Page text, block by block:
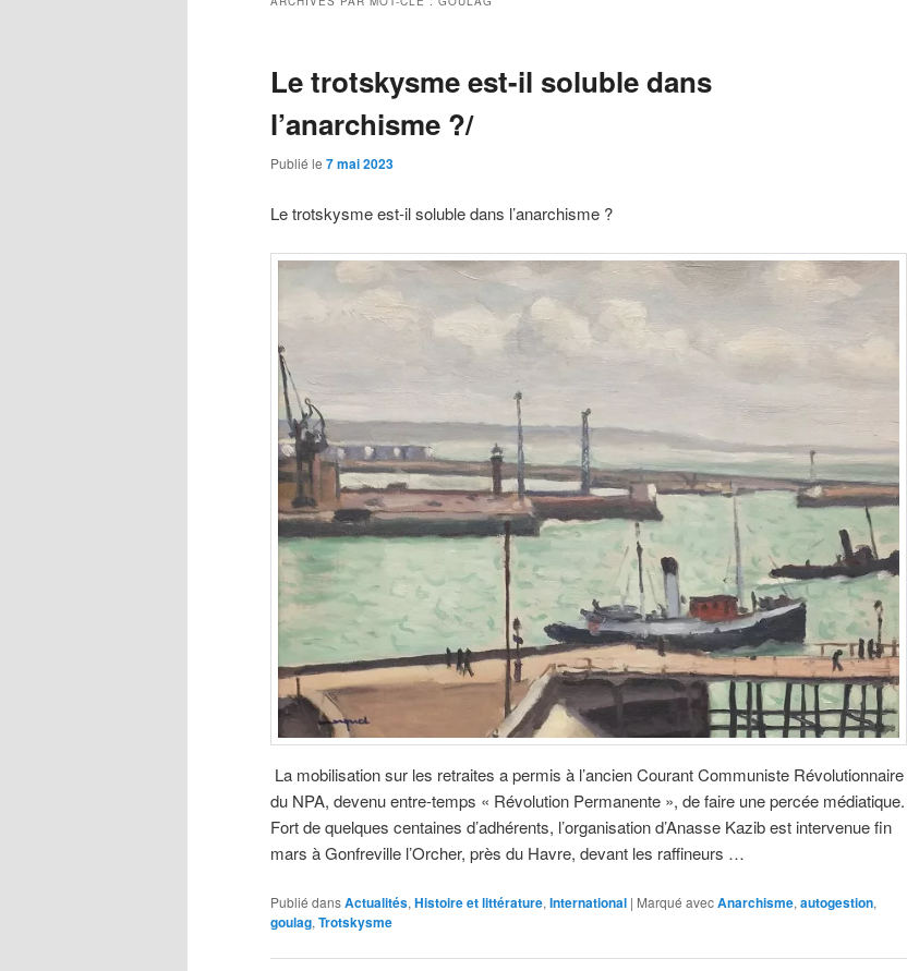
Le trotskysme est-il soluble dans
l’anarchisme ?/
Publié le 7 mai 2023
Le trotskysme est-il soluble dans l’anarchisme ?
La mobilisation sur les retraites a permis à l’ancien Courant Communiste Révolutionnaire
du NPA, devenu entre-temps « Révolution Permanente », de faire une percée médiatique.
Fort de quelques centaines d’adhérents, l’organisation d’Anasse Kazib est intervenue fin
mars à Gonfreville l’Orcher, près du Havre, devant les raffineurs …
Publié dansActualités, Histoire et littérature, International | Marqué avecAnarchisme, autogestion,
goulag, Trotskysme